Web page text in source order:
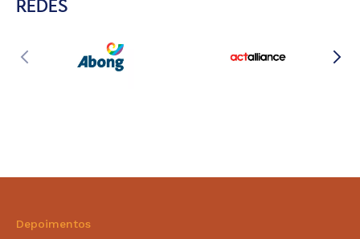
REDES
Depoimentos